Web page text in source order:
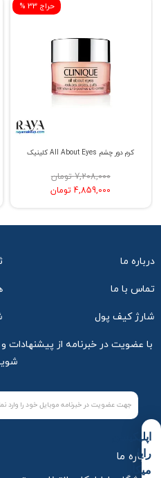
% حراج 33
کرم دور چشم All About Eyes کلینیک
7,208,000 تومان
4,859,000 تومان
درباره ما
تماس با ما
شارژ کیف پول
با عضویت در خبرنامه از پیشنهادات
درباره ما
اپلیکیشن
رایا
میکاپ